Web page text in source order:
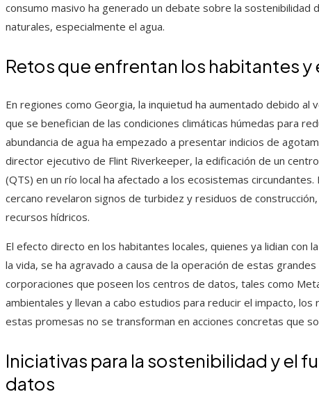
consumo masivo ha generado un debate sobre la sostenibilidad
naturales, especialmente el agua.
Retos que enfrentan los habitantes
En regiones como Georgia, la inquietud ha aumentado debido
que se benefician de las condiciones climáticas húmedas para
abundancia de agua ha empezado a presentar indicios de
director ejecutivo de Flint Riverkeeper, la edificación de un
(QTS) en un río local ha afectado a los ecosistemas
cercano revelaron signos de turbidez y residuos de
recursos hídricos.
El efecto directo en los habitantes locales, quienes ya lidian con
la vida, se ha agravado a causa de la operación de estas
corporaciones que poseen los centros de datos, tales como
ambientales y llevan a cabo estudios para reducir el impacto,
estas promesas no se transforman en acciones concretas que
Iniciativas para la sostenibilidad y el
datos